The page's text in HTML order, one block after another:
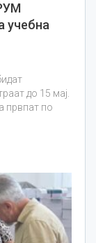
учебна
до 15 мај.
првпат по